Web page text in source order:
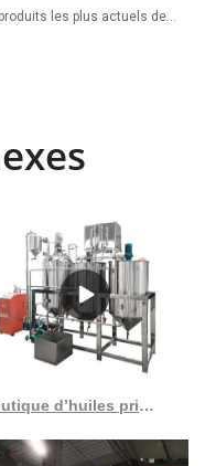
les plus actuels de
de palme de capacité
Boutique d’huiles primée 2023 California Extra The Peanut Press